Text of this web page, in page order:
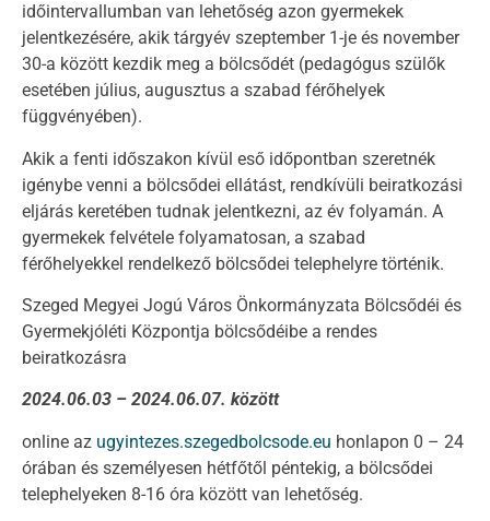
időintervallumban van lehetőség azon gyermekek
jelentkezésére, akik tárgyév szeptember 1-je és november
30-a között kezdik meg a bölcsődét (pedagógus szülők
esetében július, augusztus a szabad férőhelyek
függvényében).
Akik a fenti időszakon kívül eső időpontban szeretnék
igénybe venni a bölcsődei ellátást, rendkívüli beiratkozási
eljárás keretében tudnak jelentkezni, az év folyamán. A
gyermekek felvétele folyamatosan, a szabad
férőhelyekkel rendelkező bölcsődei telephelyre történik.
Szeged Megyei Jogú Város Önkormányzata Bölcsődéi és
Gyermekjóléti Központja bölcsődéibe a rendes
beiratkozásra
2024.06.03 – 2024.06.07. között
online az ugyintezes.szegedbolcsode.eu honlapon 0 – 24
órában és személyesen hétfőtől péntekig, a bölcsődei
telephelyeken 8-16 óra között van lehetőség.